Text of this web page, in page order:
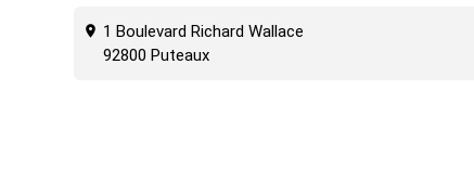
1 Boulevard Richard Wallace
92800 Puteaux